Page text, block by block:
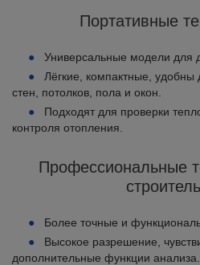
Портативные
Универсальные модели для
Лёгкие, компактные, удобны
стен, потолков, пола и окон.
Подходят для проверки
контроля отопления.
Профессиональные
Более точные и
Высокое разрешение,
дополнительные функции анализа.